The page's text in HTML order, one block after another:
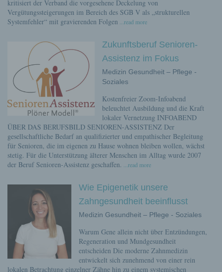
kritisiert der Verband die vorgesehene Deckelung von
Vergütungssteigerungen im Bereich des SGB V als „strukturellen
Systemfehler“ mit gravierenden Folgen ...read more
Zukunftsberuf Senioren-
Assistenz im Fokus
Medizin Gesundheit – Pflege -
Soziales
Kostenfreier Zoom-Infoabend
beleuchtet Ausbildung und die Kraft
lokaler Vernetzung INFOABEND
ÜBER DAS BERUFSBILD SENIOREN-ASSISTENZ Der
gesellschaftliche Bedarf an qualifizierter und empathischer Begleitung
für Senioren, die im eigenen zu Hause wohnen bleiben wollen, wächst
stetig. Für die Unterstützung älterer Menschen im Alltag wurde 2007
der Beruf Senioren-Assistenz geschaffen. ...read more
Wie Epigenetik unsere
Zahngesundheit beeinflusst
Medizin Gesundheit – Pflege - Soziales
Warum Gene allein nicht über Entzündungen,
Regeneration und Mundgesundheit
entscheiden Die moderne Zahnmedizin
entwickelt sich zunehmend von einer rein
lokalen Betrachtung einzelner Zähne hin zu einem systemischen